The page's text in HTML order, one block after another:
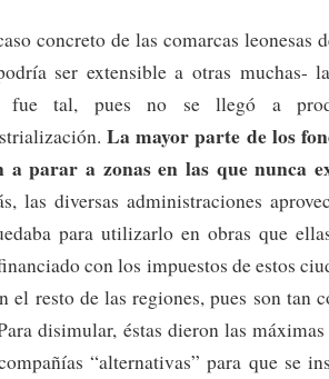
concreto de las comarcas leonesas
ser extensible a otras muchas-
fue tal, pues no se llegó a
La mayor parte de los
a parar a zonas en las que nunca
las diversas administraciones
para utilizarlo en obras que
con los impuestos de estos
el resto de las regiones, pues son tan
disimular, éstas dieron las
“alternativas” para que se